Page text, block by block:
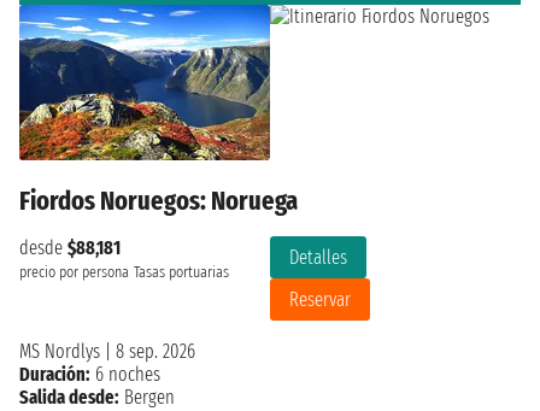
Fiordos Noruegos: Noruega
desde $88,181
precio por persona Tasas portuarias
Detalles
Reservar
MS Nordlys
8 sep. 2026
Duración: 6 noches
Salida desde: Bergen